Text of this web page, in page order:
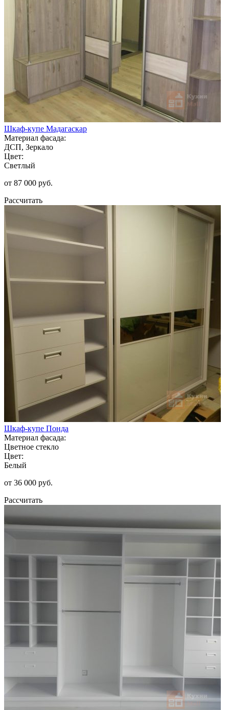
Шкаф-купе Мадагаскар
Материал фасада:
ДСП, Зеркало
Цвет:
Светлый
от 87 000 руб.
Рассчитать
Шкаф-купе Понда
Материал фасада:
Цветное стекло
Цвет:
Белый
от 36 000 руб.
Рассчитать